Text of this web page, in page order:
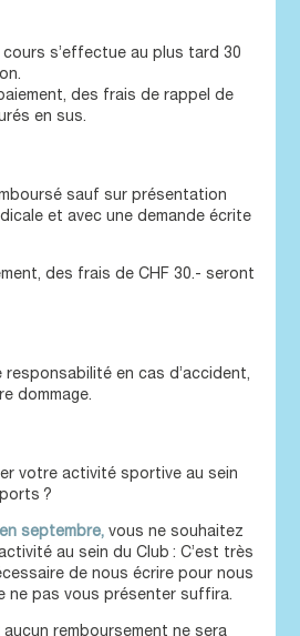
s’effectue au plus tard 30
des frais de rappel de
en sus.
sauf sur présentation
et avec une demande écrite
des frais de CHF 30.- seront
responsabilité en cas d’accident,
dommage.
votre activité sportive au sein
?
septembre, vous ne souhaitez
au sein du Club : C’est très
de nous écrire pour nous
ne pas vous présenter suffira.
aucun remboursement ne sera